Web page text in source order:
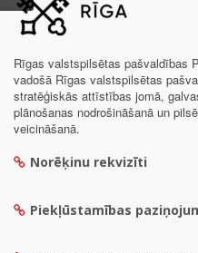
Rīgas valstspilsētas pašvaldības
vadošā Rīgas valstspilsētas
stratēģiskās attīstības jomā,
plānošanas nodrošināšanā un
veicināšanā.
Norēķinu rekvizīti
Piekļūstamības